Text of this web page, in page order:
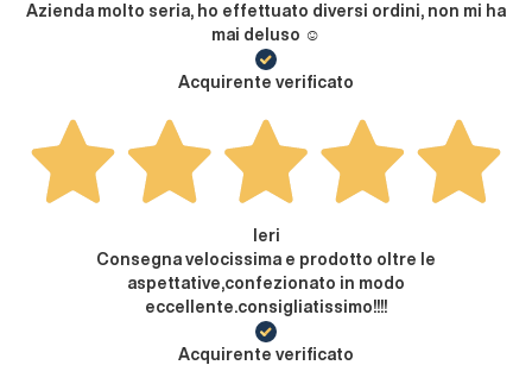
Azienda molto seria, ho effettuato diversi ordini, non mi ha
mai deluso ☺️
Acquirente verificato
Ieri
Consegna velocissima e prodotto oltre le
aspettative,confezionato in modo
eccellente.consigliatissimo!!!!
Acquirente verificato